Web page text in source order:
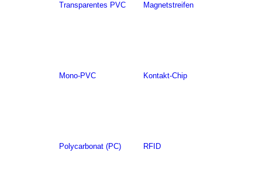
Transparentes PVC
Mono-PVC
Polycarbonat (PC)
Magnetstreifen
Kontakt-Chip
RFID